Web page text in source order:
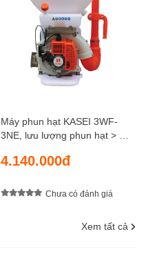
Máy phun hạt KASEI 3WF-
3NE, lưu lượng phun hạt > 3
nước > 2,8 Lít/phút, phạm vi
4.140.000đ
Chưa có đánh giá
Xem tất cả